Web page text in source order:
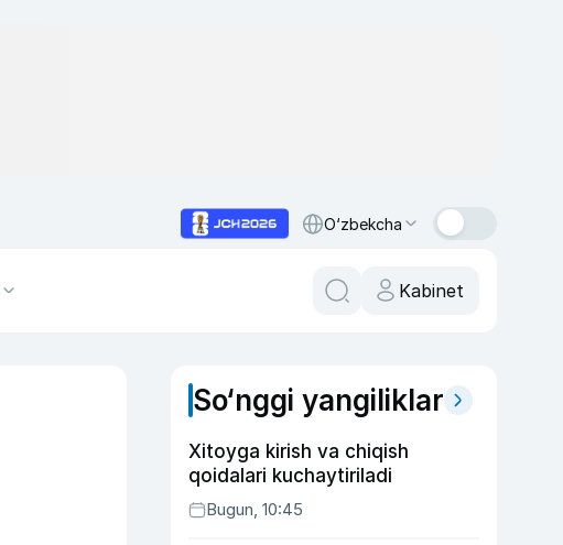
O‘zbekcha
Kabinet
So‘nggi yangiliklar
Xitoyga kirish va chiqish
qoidalari kuchaytiriladi
Bugun, 10:45